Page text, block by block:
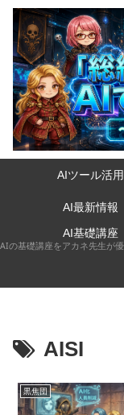
AIツール活用
AI最新情報
AI基礎講座
AISI
黒焦団